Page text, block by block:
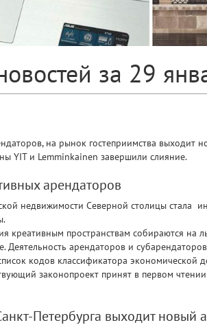
за 29
на рынок гостеприимства выходит
YIT и Lemminkainen завершили слияние.
арендаторов
недвижимости Северной столицы стала
креативным пространствам собираются на
Деятельность арендаторов и
кодов классификатора экономической
законопроект принят в первом
Петербурга выходит новый